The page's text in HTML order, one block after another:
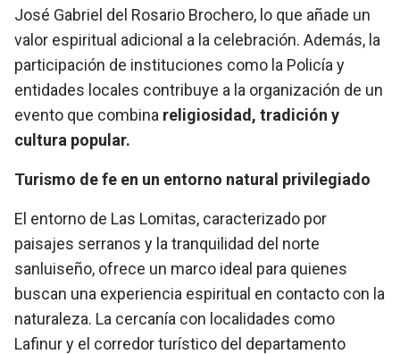
José Gabriel del Rosario Brochero, lo que añade un
valor espiritual adicional a la celebración. Además, la
participación de instituciones como la Policía y
entidades locales contribuye a la organización de un
evento que combina religiosidad, tradición y
cultura popular.
Turismo de fe en un entorno natural privilegiado
El entorno de Las Lomitas, caracterizado por
paisajes serranos y la tranquilidad del norte
sanluiseño, ofrece un marco ideal para quienes
buscan una experiencia espiritual en contacto con la
naturaleza. La cercanía con localidades como
Lafinur y el corredor turístico del departamento